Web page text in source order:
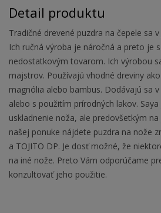
Detail produktu
Tradičné drevené puzdra na čepele sa
Ich ručná výroba je náročná a preto je
nedostatkovým tovarom. Ich výrobou
majstrov. Používajú vhodné dreviny
magnólia alebo bambus. Dodávajú sa
alebo s použitím prírodných lakov.
uskladnenie noža, ale predovšetkým
našej ponuke nájdete puzdra na nože
a TOJITO DP. Je dosť možné, že
na iné nože. Preto Vám odporúčame
konzultovať jeho použitie.